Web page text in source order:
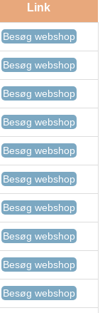
Link
Besøg webshop
Besøg webshop
Besøg webshop
Besøg webshop
Besøg webshop
Besøg webshop
Besøg webshop
Besøg webshop
Besøg webshop
Besøg webshop